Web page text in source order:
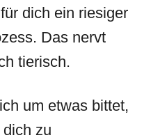
dich ein riesiger
Das nervt
tierisch.
um etwas bittet,
zu